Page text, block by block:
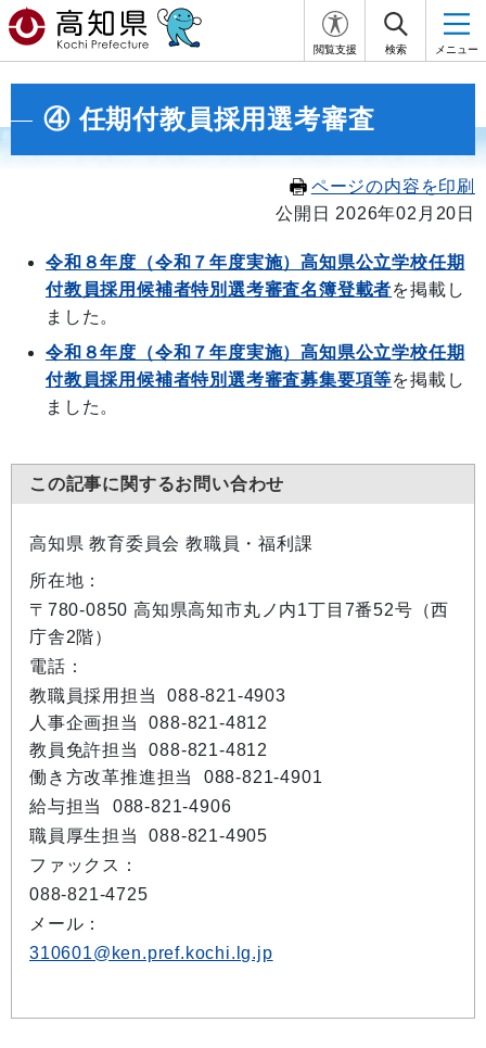
閲覧支援 検索 メニュー
④ 任期付教員採用選考審査
ページの内容を印刷
公開日 2026年02月20日
令和８年度（令和７年度実施）高知県公立学校任期
付教員採用候補者特別選考審査名簿登載者を掲載し
ました。
令和８年度（令和７年度実施）高知県公立学校任期
付教員採用候補者特別選考審査募集要項等を掲載し
ました。
この記事に関するお問い合わせ
高知県 教育委員会 教職員・福利課
所在地：
〒780-0850 高知県高知市丸ノ内1丁目7番52号（西
庁舎2階）
電話：
教職員採用担当 088-821-4903
人事企画担当 088-821-4812
教員免許担当 088-821-4812
働き方改革推進担当 088-821-4901
給与担当 088-821-4906
職員厚生担当 088-821-4905
ファックス：
088-821-4725
メール：
310601@ken.pref.kochi.lg.jp